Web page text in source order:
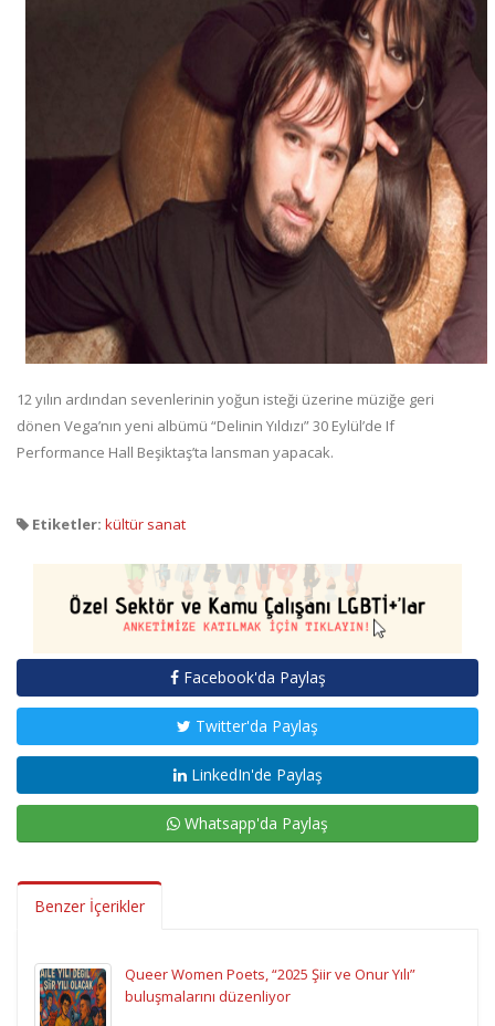
12 yılın ardından sevenlerinin yoğun isteği üzerine müziğe geri
dönen Vega’nın yeni albümü “Delinin Yıldızı” 30 Eylül’de If
Performance Hall Beşiktaş’ta lansman yapacak.
Etiketler: kültür sanat
Facebook'da Paylaş
Twitter'da Paylaş
LinkedIn'de Paylaş
Whatsapp'da Paylaş
Benzer İçerikler
Queer Women Poets, “2025 Şiir ve Onur Yılı”
buluşmalarını düzenliyor